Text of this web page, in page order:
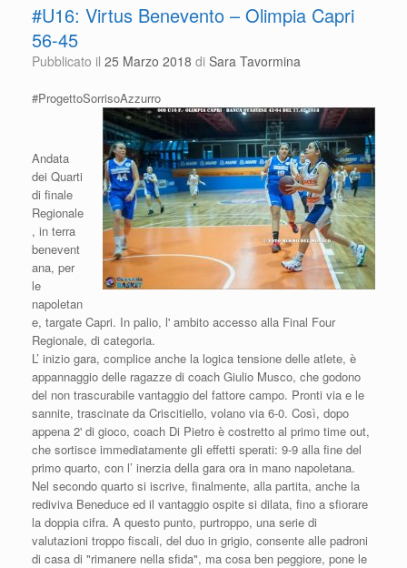
#U16: Virtus Benevento – Olimpia Capri
56-45
Pubblicato il 25 Marzo 2018 di Sara Tavormina
#ProgettoSorrisoAzzurro
Andata
dei Quarti
di finale
Regionale
, in terra
benevent
ana, per
le
napoletan
e, targate Capri. In palio, l' ambito accesso alla Final Four
Regionale, di categoria.
L’ inizio gara, complice anche la logica tensione delle atlete, è
appannaggio delle ragazze di coach Giulio Musco, che godono
del non trascurabile vantaggio del fattore campo. Pronti via e le
sannite, trascinate da Criscitiello, volano via 6-0. Così, dopo
appena 2' di gioco, coach Di Pietro è costretto al primo time out,
che sortisce immediatamente gli effetti sperati: 9-9 alla fine del
primo quarto, con l’ inerzia della gara ora in mano napoletana.
Nel secondo quarto si iscrive, finalmente, alla partita, anche la
rediviva Beneduce ed il vantaggio ospite si dilata, fino a sfiorare
la doppia cifra. A questo punto, purtroppo, una serie di
valutazioni troppo fiscali, del duo in grigio, consente alle padroni
di casa di "rimanere nella sfida", ma cosa ben peggiore, pone le